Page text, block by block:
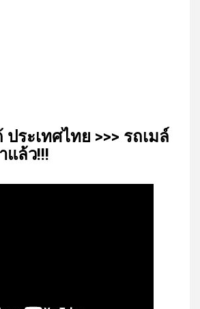
ประเทศ​ไทย​ >>> รถเมล์​
แล้ว!!!